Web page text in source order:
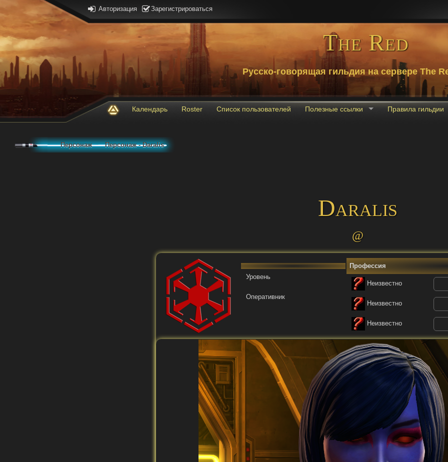
Авторизация Зарегистрироваться
The Red
Русско-говорящая гильдия на сервере The
Календарь Roster Список пользователей Полезные ссылки Правила гильдии
Персонаж Персонаж - Daralis
Daralis
@
Уровень
Оперативник
Профессия
Неизвестно
Неизвестно
Неизвестно